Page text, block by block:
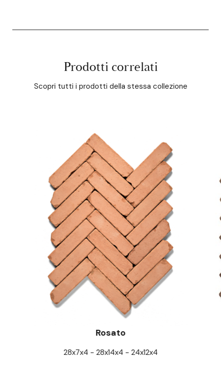
Prodotti correlati
Scopri tutti i prodotti della stessa collezione
Rosato
28x7x4 - 28x14x4 - 24x12x4